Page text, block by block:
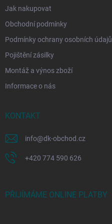
Jak nakupovat
Obchodní podmínky
Podmínky ochrany osobních údajů
Pojištění zásilky
Montáž a výnos zboží
Informace o nás
KONTAKT
info@dk-obchod.cz
+420 774 590 626
PŘIJÍMÁME ONLINE PLATBY